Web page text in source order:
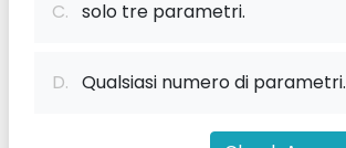
C. solo tre parametri.
D. Qualsiasi numero di parametri.